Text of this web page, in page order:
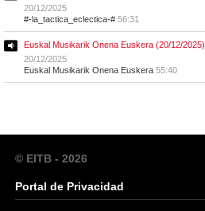
20/12/2025
#-la_tactica_eclectica-# 56:31
Euskal Musikarik Onena Euskera (20/12/2025)
20/12/2025
Euskal Musikarik Onena Euskera 55:40
© EITB - 2026
Portal de Privacidad